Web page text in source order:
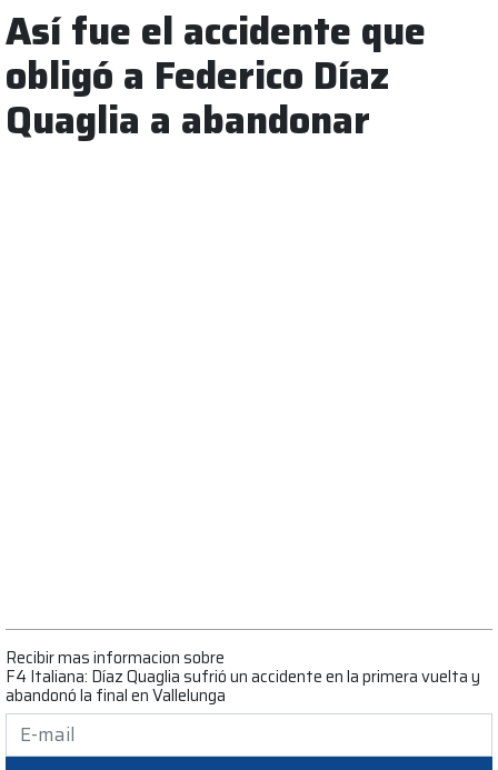
Así fue el accidente que
obligó a Federico Díaz
Quaglia a abandonar
Recibir mas informacion sobre
F4 Italiana: Díaz Quaglia sufrió un accidente en la primera vuelta y
abandonó la final en Vallelunga